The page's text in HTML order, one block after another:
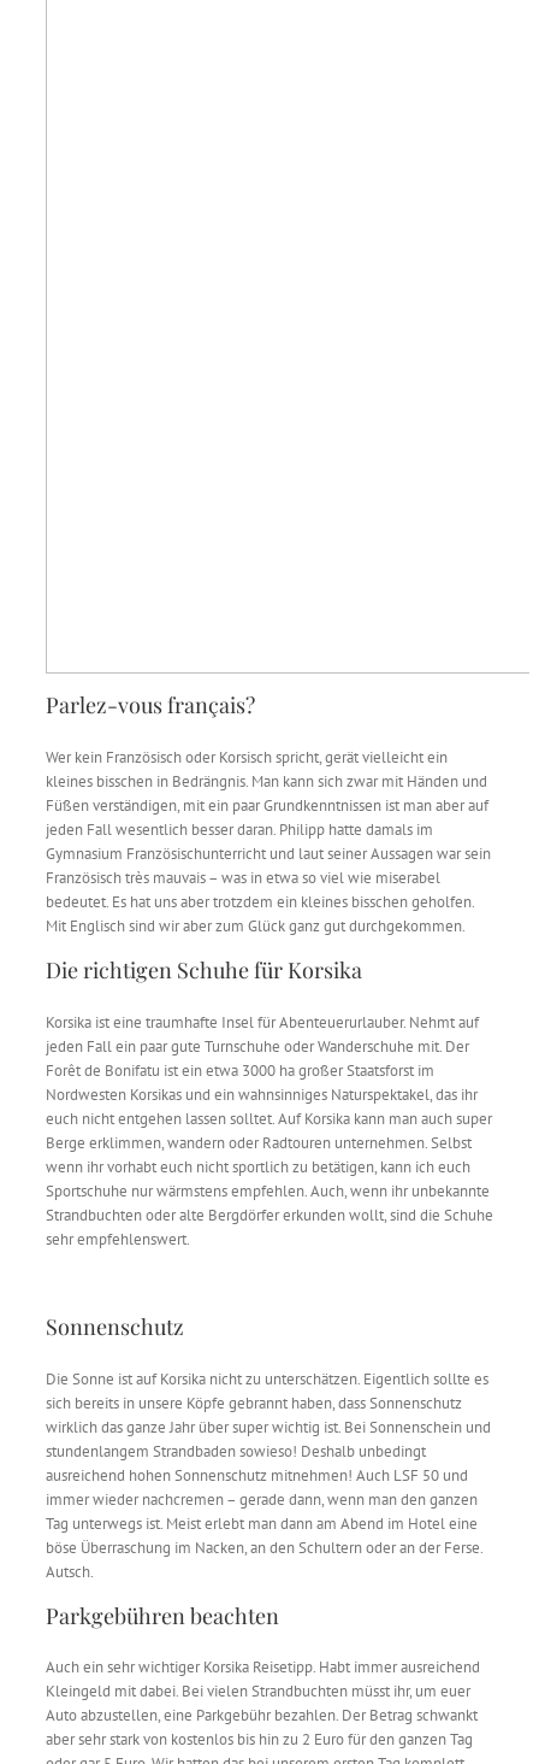
Parlez-vous français?
Wer kein Französisch oder Korsisch spricht, gerät vielleicht ein
kleines bisschen in Bedrängnis. Man kann sich zwar mit Händen und
Füßen verständigen, mit ein paar Grundkenntnissen ist man aber auf
jeden Fall wesentlich besser daran. Philipp hatte damals im
Gymnasium Französischunterricht und laut seiner Aussagen war sein
Französischtrès mauvais – was in etwa so viel wie miserabel
bedeutet. Es hat uns aber trotzdem ein kleines bisschen geholfen.
Mit Englisch sind wir aber zum Glück ganz gut durchgekommen.
Die richtigen Schuhe für Korsika
Korsika ist eine traumhafte Insel für Abenteuerurlauber. Nehmt auf
jeden Fall ein paar gute Turnschuhe oder Wanderschuhe mit. Der
Forêt de Bonifatu ist ein etwa 3000 ha großer Staatsforst im
Nordwesten Korsikas und ein wahnsinniges Naturspektakel, das ihr
euch nicht entgehen lassen solltet. Auf Korsika kann man auch super
Berge erklimmen, wandern oder Radtouren unternehmen. Selbst
wenn ihr vorhabt euch nicht sportlich zu betätigen, kann ich euch
Sportschuhe nur wärmstens empfehlen. Auch, wenn ihr unbekannte
Strandbuchten oder alte Bergdörfer erkunden wollt, sind die Schuhe
sehr empfehlenswert.
Sonnenschutz
Die Sonne ist auf Korsika nicht zu unterschätzen. Eigentlich sollte es
sich bereits in unsere Köpfe gebrannt haben, dass Sonnenschutz
wirklich das ganze Jahr über super wichtig ist. Bei Sonnenschein und
stundenlangem Strandbaden sowieso! Deshalb unbedingt
ausreichend hohen Sonnenschutz mitnehmen! Auch LSF 50 und
immer wieder nachcremen – gerade dann, wenn man den ganzen
Tag unterwegs ist. Meist erlebt man dann am Abend im Hotel eine
böse Überraschung im Nacken, an den Schultern oder an der Ferse.
Autsch.
Parkgebühren beachten
Auch ein sehr wichtiger Korsika Reisetipp. Habt immer ausreichend
Kleingeld mit dabei. Bei vielen Strandbuchten müsst ihr, um euer
Auto abzustellen, eine Parkgebühr bezahlen. Der Betrag schwankt
aber sehr stark von kostenlos bis hin zu 2 Euro für den ganzen Tag